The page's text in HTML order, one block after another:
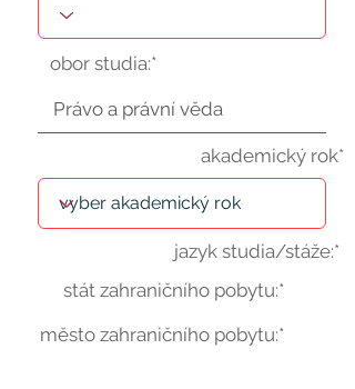
obor studia:*
akademický rok*
jazyk studia/stáže:*
stát zahraničního pobytu:*
město zahraničního pobytu:*